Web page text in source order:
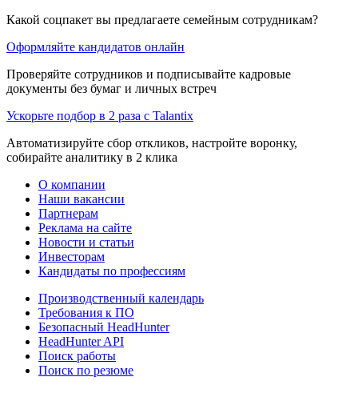
Какой соцпакет вы предлагаете семейным сотрудникам?
Оформляйте кандидатов онлайн
Проверяйте сотрудников и подписывайте кадровые
документы без бумаг и личных встреч
Ускорьте подбор в 2 раза с Talantix
Автоматизируйте сбор откликов, настройте воронку,
собирайте аналитику в 2 клика
О компании
Наши вакансии
Партнерам
Реклама на сайте
Новости и статьи
Инвесторам
Кандидаты по профессиям
Производственный календарь
Требования к ПО
Безопасный HeadHunter
HeadHunter API
Поиск работы
Поиск по резюме